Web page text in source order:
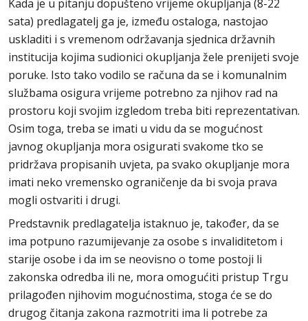
Kada je u pitanju dopušteno vrijeme okupljanja (8-22
sata) predlagatelj ga je, između ostaloga, nastojao
uskladiti i s vremenom održavanja sjednica državnih
institucija kojima sudionici okupljanja žele prenijeti svoje
poruke. Isto tako vodilo se računa da se i komunalnim
službama osigura vrijeme potrebno za njihov rad na
prostoru koji svojim izgledom treba biti reprezentativan.
Osim toga, treba se imati u vidu da se mogućnost
javnog okupljanja mora osigurati svakome tko se
pridržava propisanih uvjeta, pa svako okupljanje mora
imati neko vremensko ograničenje da bi svoja prava
mogli ostvariti i drugi.
Predstavnik predlagatelja istaknuo je, također, da se
ima potpuno razumijevanje za osobe s invaliditetom i
starije osobe i da im se neovisno o tome postoji li
zakonska odredba ili ne, mora omogućiti pristup Trgu
prilagođen njihovim mogućnostima, stoga će se do
drugog čitanja zakona razmotriti ima li potrebe za